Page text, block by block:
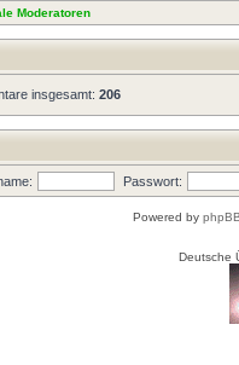
Moderatoren
insgesamt: 206
Passwort:
Powered by
Deutsche